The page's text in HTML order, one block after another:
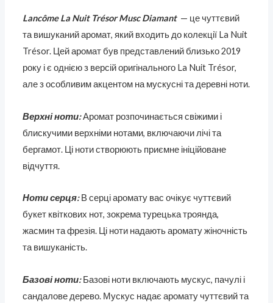
Lancôme La Nuit Trésor Musc Diamant — це чуттєвий
та вишуканий аромат, який входить до колекції La Nuit
Trésor. Цей аромат був представлений близько 2019
року і є однією з версій оригінального La Nuit Trésor,
але з особливим акцентом на мускусні та деревні ноти.
Верхні ноти:Аромат розпочинається свіжими і
блискучими верхніми нотами, включаючи лічі та
бергамот. Ці ноти створюють приємне ініційоване
відчуття.
Ноти серця:В серці аромату вас очікує чуттєвий
букет квіткових нот, зокрема турецька троянда,
жасмин та фрезія. Ці ноти надають аромату жіночність
та вишуканість.
Базові ноти: Базові ноти включають мускус, пачулі і
сандалове дерево. Мускус надає аромату чуттєвий та